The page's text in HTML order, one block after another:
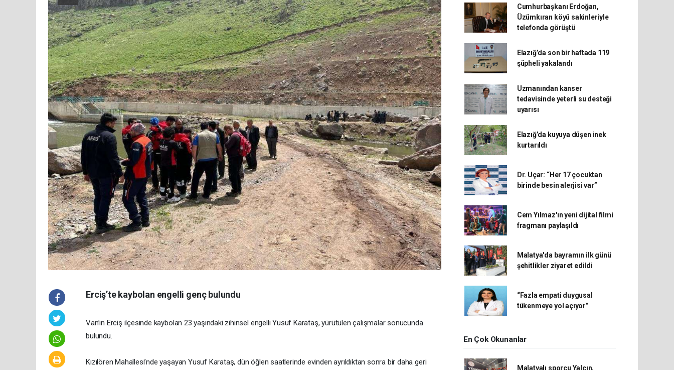
Erciş’te kaybolan engelli genç bulundu
Van’ın Erciş ilçesinde kaybolan 23 yaşındaki zihinsel engelli Yusuf Karataş, yürütülen çalışmalar sonucunda
bulundu.
Kızılören Mahallesi’nde yaşayan Yusuf Karataş, dün öğlen saatlerinde evinden ayrıldıktan sonra bir daha geri
Cumhurbaşkanı Erdoğan,
Üzümkıran köyü sakinleriyle
telefonda görüştü
Elazığ’da son bir haftada 119
şüpheli yakalandı
Uzmanından kanser
tedavisinde yeterli su desteği
uyarısı
Elazığ’da kuyuya düşen inek
kurtarıldı
Dr. Uçar: “Her 17 çocuktan
birinde besin alerjisi var”
Cem Yılmaz'ın yeni dijital filmi
fragmanı paylaşıldı
Malatya'da bayramın ilk günü
şehitlikler ziyaret edildi
“Fazla empati duygusal
tükenmeye yol açıyor”
En Çok Okunanlar
Malatyalı sporcu Yalçın,